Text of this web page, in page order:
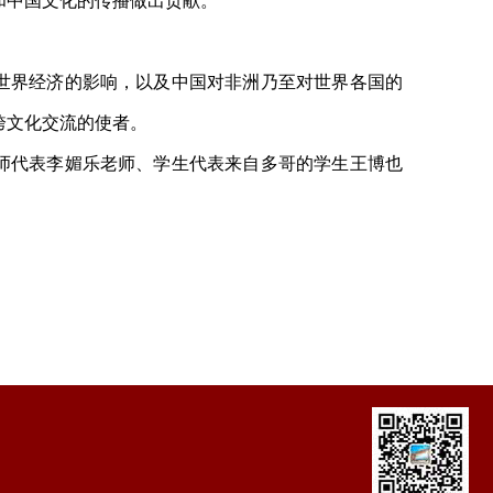
经济的影响，以及中国对非洲乃至对世界各国的
化交流的使者。
表李媚乐老师、学生代表来自多哥的学生王博也